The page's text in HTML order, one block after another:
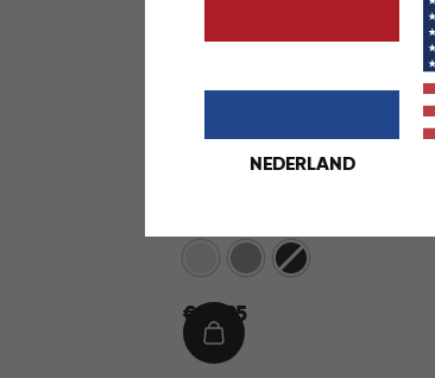
NEDERLAND
Licht
Donkergrijs
€
39,95
€ 39,95
IN